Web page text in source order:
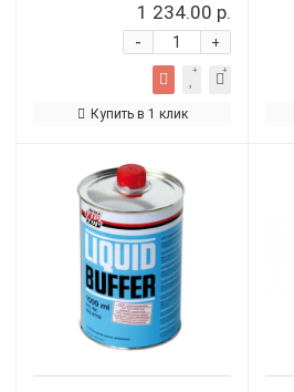
1 234.00 р.
+
-
Купить в 1 клик